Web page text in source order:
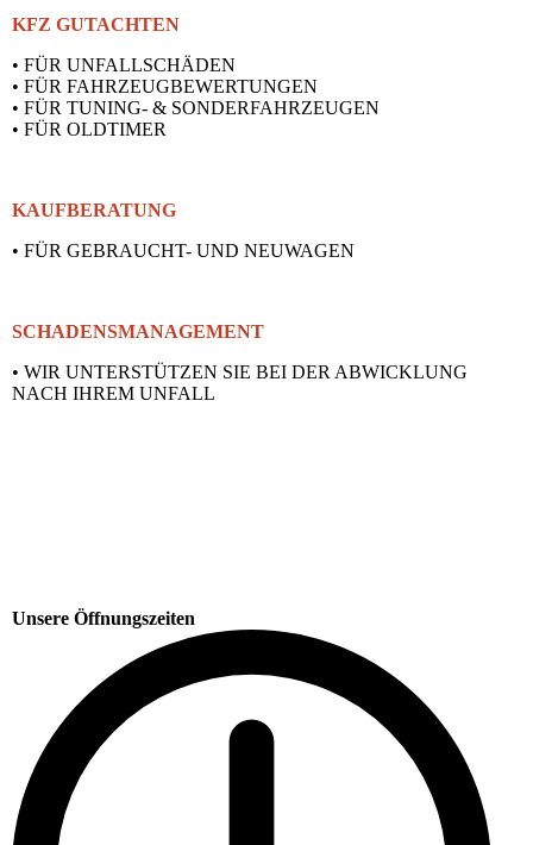
KFZ GUTACHTEN
• FÜR UNFALLSCHÄDEN
• FÜR FAHRZEUGBEWERTUNGEN
• FÜR TUNING- & SONDERFAHRZEUGEN
• FÜR OLDTIMER
KAUFBERATUNG
• FÜR GEBRAUCHT- UND NEUWAGEN
SCHADENSMANAGEMENT
• WIR UNTERSTÜTZEN SIE BEI DER ABWICKLUNG
NACH IHREM UNFALL
Unsere Öffnungszeiten